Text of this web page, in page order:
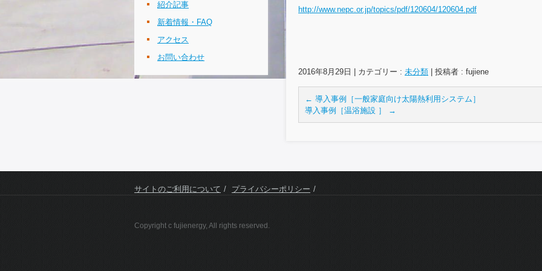
http://www.nepc.or.jp/topics/pdf/120604/120604.pdf
2016年8月29日 カテゴリー : 未分類 投稿者 : fujiene
← 導入事例［一般家庭向け太陽熱利用システム］
導入事例［温浴施設 ］
→
紹介記事
新着情報・FAQ
アクセス
お問い合わせ
サイトのご利用について プライバシーポリシー
Copyright c fujienergy, All rights reserved.